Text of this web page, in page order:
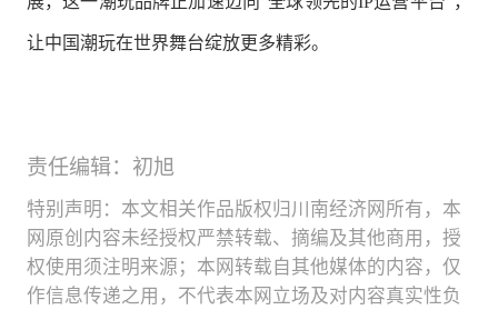
让中国潮玩在世界舞台绽放更多精彩。
责任编辑：初旭
特别声明：本文相关作品版权归川南经济网所有，本
网原创内容未经授权严禁转载、摘编及其他商用，授
权使用须注明来源；本网转载自其他媒体的内容，仅
作信息传递之用，不代表本网立场及对内容真实性负